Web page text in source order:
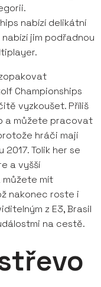
nabízí delikátní
jim podřadnou
Championships
vyzkoušet. Příliš
a můžete pracovat
hráči mají
Tolik her se
a vyšší
mít
nakonec roste i
z E3, Brasil
na cestě.